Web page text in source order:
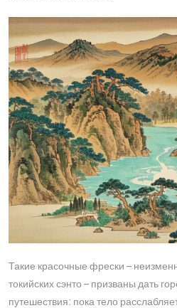
Такие красочные фрески –
токийских сэнто – призваны дать
путешествия: пока тело